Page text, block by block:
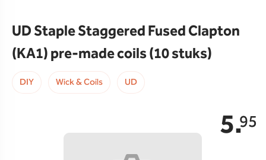
UD Staple Staggered Fused Clapton
(KA1) pre-made coils (10 stuks)
DIY Wick & Coils UD
5.95